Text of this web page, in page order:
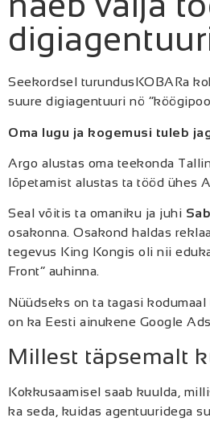
Seekordsel turundusKOBARa
suure digiagentuuri nö
Oma lugu ja kogemusi tuleb
Argo alustas oma teekonda
lõpetamist alustas ta tööd ühes
Seal võitis ta omaniku ja juhi
osakonna. Osakond haldas
tegevus King Kongis oli nii
Front” auhinna.
Nüüdseks on ta tagasi
on ka Eesti ainukene Google
Millest täpsemalt
Kokkusaamisel saab kuulda,
ka seda, kuidas agentuuridega